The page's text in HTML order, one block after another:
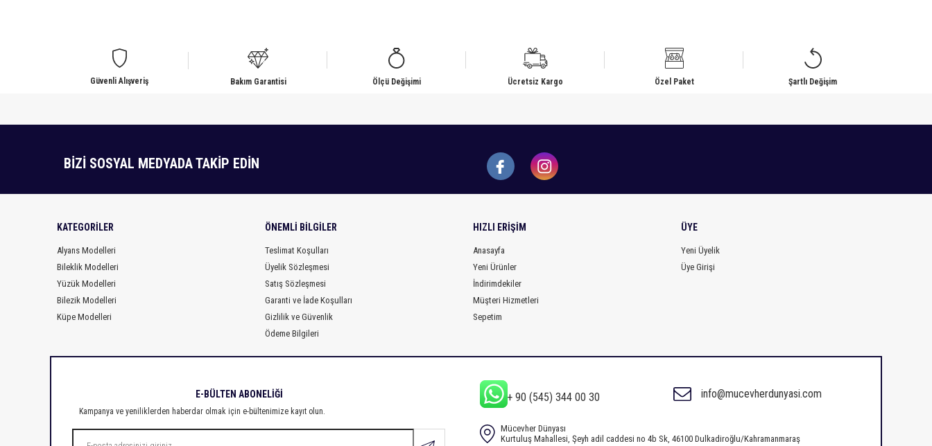
Güvenli Alışveriş Bakım Garantisi Ölçü Değişimi Ücretsiz Kargo Özel Paket Şartlı Değişim
BİZİ SOSYAL MEDYADA TAKİP EDİN
KATEGORILER
Alyans Modelleri
Bileklik Modelleri
Yüzük Modelleri
Bilezik Modelleri
Küpe Modelleri
ÖNEMLI BILGILER
Teslimat Koşulları
Üyelik Sözleşmesi
Satış Sözleşmesi
Garanti ve İade Koşulları
Gizlilik ve Güvenlik
Ödeme Bilgileri
HIZLI ERIŞIM
Anasayfa
Yeni Ürünler
İndirimdekiler
Müşteri Hizmetleri
Sepetim
ÜYE
Yeni Üyelik
Üye Girişi
E-BÜLTEN ABONELİĞİ
Kampanya ve yeniliklerden haberdar olmak için e-bültenimize kayıt olun.
+ 90 (545) 344 00 30 info@mucevherdunyasi.com
Mücevher Dünyası
Kurtuluş Mahallesi, Şeyh adil caddesi no 4b Sk, 46100 Dulkadiroğlu/Kahramanmaraş